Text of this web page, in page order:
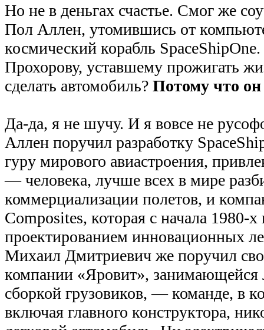
Но не в деньгах счастье. Смог же
Пол Аллен, утомившись от
космический корабль
Прохорову, уставшему прожигать
сделать автомобиль? Потому что
Да-да, я не шучу. И я вовсе не
Аллен поручил разработку
гуру мирового авиастроения,
— человека, лучше всех в мире
коммерциализации полетов, и
Composites, которая с начала 1980-х
проектированием инновационных
Михаил Дмитриевич же поручил
компании «Яровит», занимающейся
сборкой грузовиков, — команде, в
включая главного конструктора,